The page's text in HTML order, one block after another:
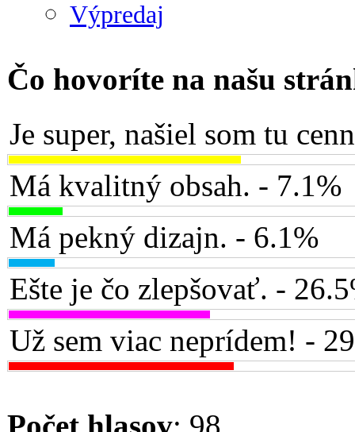
Výpredaj
Čo hovoríte na našu
Je super, našiel som tu
Má kvalitný obsah. - 7.1%
Má pekný dizajn. - 6.1%
Ešte je čo zlepšovať. -
Už sem viac neprídem! -
Počet hlasov: 98